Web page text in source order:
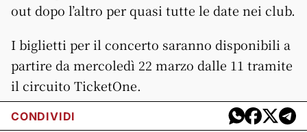
out dopo l’altro per quasi tutte le date nei club.
I biglietti per il concerto saranno disponibili a
partire da mercoledì 22 marzo dalle 11 tramite
il circuito TicketOne.
CONDIVIDI